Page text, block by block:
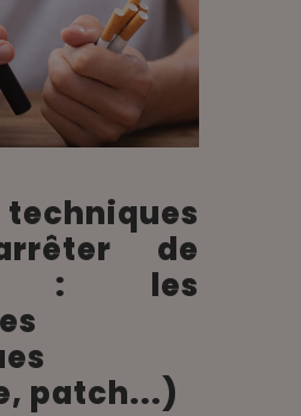
de
: les
patch...)